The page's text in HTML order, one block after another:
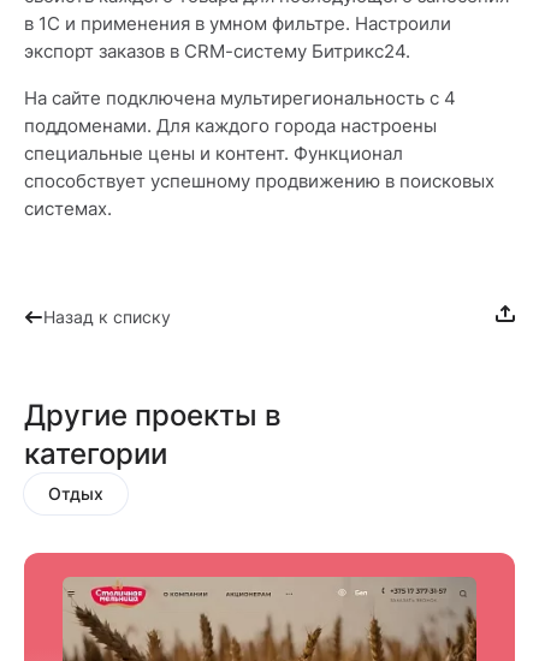
в 1С и применения в умном фильтре. Настроили
экспорт заказов в CRM-систему Битрикс24.
На сайте подключена мультирегиональность с 4
поддоменами. Для каждого города настроены
специальные цены и контент. Функционал
способствует успешному продвижению в поисковых
системах.
Назад к списку
Другие проекты в
категории
Отдых